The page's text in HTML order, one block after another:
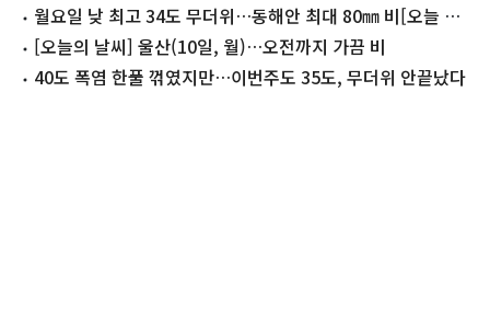
(종합)
월요일 낮 최고 34도 무더위…동해안 최대 80㎜ 비[오늘 날
씨][오늘의 날씨] 울산(10일, 월)…오전까지 가끔 비
40도 폭염 한풀 꺾였지만…이번주도 35도, 무더위 안끝났다